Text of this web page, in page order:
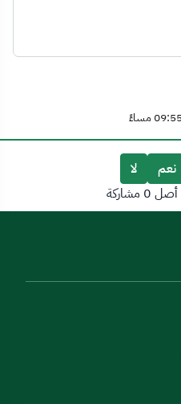
نعم
لا